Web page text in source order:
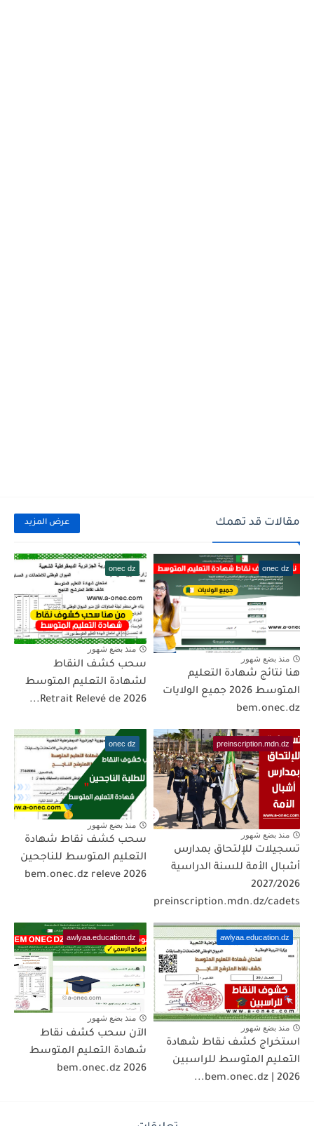
مقالات قد تهمك عرض المزيد
onec dz
منذ بضع شهور
هنا نتائج شهادة التعليم
المتوسط 2026 جميع الولايات
bem.onec.dz
onec dz
منذ بضع شهور
سحب كشف النقاط
لشهادة التعليم المتوسط
2026 Retrait Relevé de...
preinscription.mdn.dz
منذ بضع شهور
تسجيلات للإلتحاق بمدارس
أشبال الأمة للسنة الدراسية
2027/2026
preinscription.mdn.dz/cadets
onec dz
منذ بضع شهور
سحب كشف نقاط شهادة
التعليم المتوسط للناجحين
2026 bem.onec.dz releve
awlyaa.education.dz
منذ بضع شهور
استخراج كشف نقاط شهادة
التعليم المتوسط للراسبين
2026 | bem.onec.dz...
awlyaa.education.dz
منذ بضع شهور
الآن سحب كشف نقاط
شهادة التعليم المتوسط
2026 bem.onec.dz